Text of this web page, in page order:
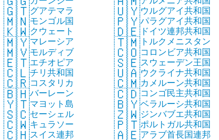
🇬🇹グアテマラ
🇲🇳モンゴル国
🇰🇼クウェート
🇲🇾マレーシア
🇲🇻モルディブ
🇪🇹エチオピア
🇨🇱チリ共和国
🇨🇷コスタリカ
🇧🇭バーレーン
🇾🇹マヨット島
🇸🇨セーシェル
🇨🇼キュラソー
🇨🇭スイス連邦
🇺🇾ウルグアイ共和国
🇵🇾パラグアイ共和国
🇩🇪 ドイツ連邦共和国
🇹🇲 トルクメニスタン
🇨🇴コロンビア共和国
🇸🇪スウェーデン王国
🇺🇦ウクライナ共和国
🇨🇲カメルーン共和国
🇨🇩コンゴ民主共和国
🇧🇾ベラルーシ共和国
🇿🇼ジンバブエ共和国
🇵🇹ポルトガル共和国
🇦🇪アラブ首長国連邦